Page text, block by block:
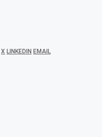
X LINKEDIN EMAIL